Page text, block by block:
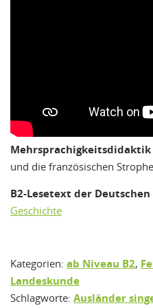
Mehrsprachigkeitsdidaktik
und die französischen
B2-Lesetext der
Geschichte
Kategorien: ab Niveau B2,
Landeskunde
Schlagworte: Ausländer